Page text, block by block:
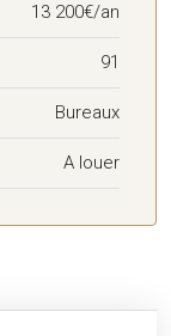
13 200€/an
91
Bureaux
A louer